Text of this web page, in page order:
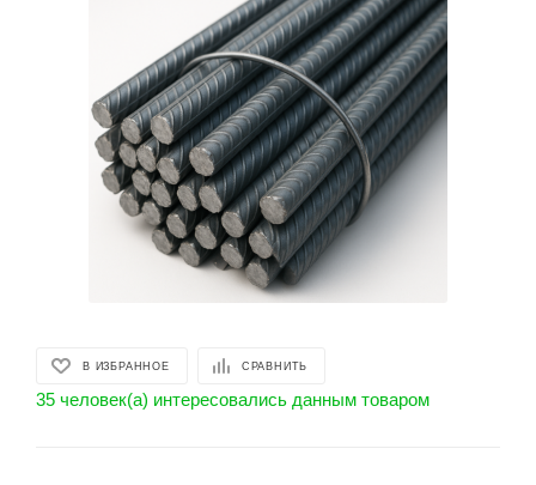
В ИЗБРАННОЕ СРАВНИТЬ
35 человек(а) интересовались данным товаром